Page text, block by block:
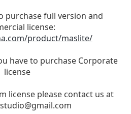
purchase full version and
license:
product/maslite/
have to purchase Corporate
license
license please contact us at